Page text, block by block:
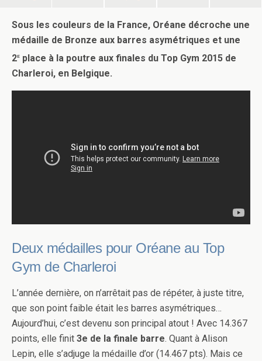
Sous les couleurs de la France, Oréane décroche une
médaille de Bronze aux barres asymétriques et une
2e place à la poutre aux finales du Top Gym 2015 de
Charleroi, en Belgique.
Deux médailles pour Oréane au Top
Gym de Charleroi
L’année dernière, on n’arrêtait pas de répéter, à juste titre,
que son point faible était les barres asymétriques…
Aujourd’hui, c’est devenu son principal atout ! Avec 14.367
points, elle finit 3e de la finale barre. Quant à Alison
Lepin, elle s’adjuge la médaille d’or (14.467 pts). Mais ce